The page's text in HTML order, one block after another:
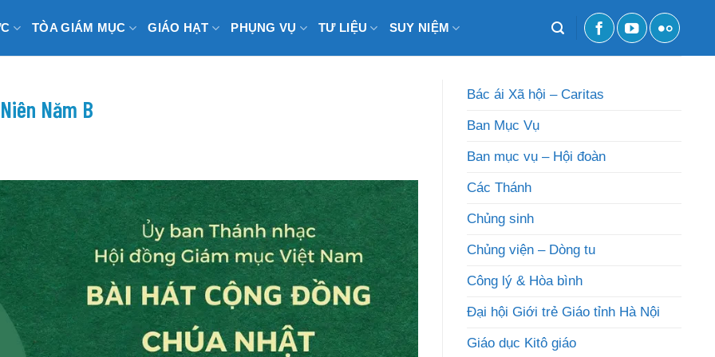
TÒA GIÁM MỤC GIÁO HẠT PHỤNG VỤ TƯ LIỆU SUY NIỆM
Năm B
Bác ái Xã hội – Caritas
Ban Mục Vụ
Ban mục vụ – Hội đoàn
Các Thánh
Chủng sinh
Chủng viện – Dòng tu
Công lý & Hòa bình
Đại hội Giới trẻ Giáo tỉnh Hà Nội
Giáo dục Kitô giáo